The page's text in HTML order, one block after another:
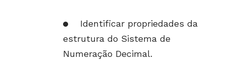
Identificar propriedades da
estrutura do Sistema de
Numeração Decimal.